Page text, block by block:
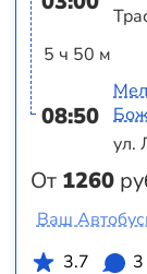
5 ч 50 м
08:50
От 1260
ул.
Ваш
3.7
3